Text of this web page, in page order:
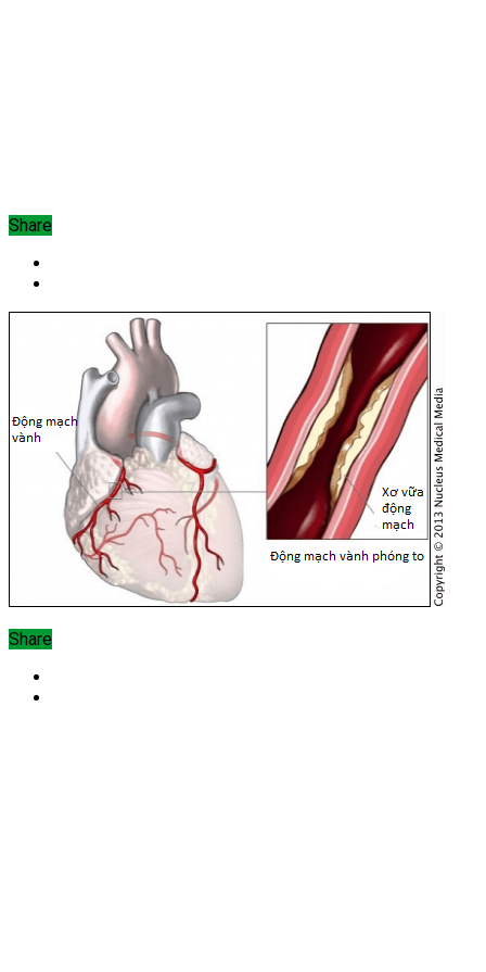
Share
Share